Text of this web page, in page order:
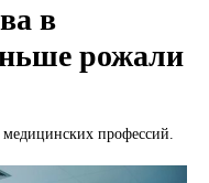
в
рожали
профессий.